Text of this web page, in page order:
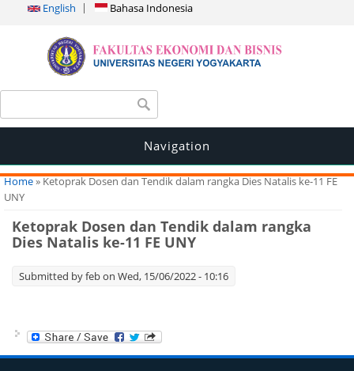
English Bahasa Indonesia
Search form
Navigation
You are here
Home» Ketoprak Dosen dan Tendik dalam rangka Dies Natalis ke-11 FE
UNY
Ketoprak Dosen dan Tendik dalam rangka
Dies Natalis ke-11 FE UNY
Submitted byfebon Wed, 15/06/2022 - 10:16